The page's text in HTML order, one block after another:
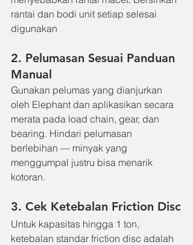
rantai dan bodi unit setiap selesai
digunakan
2. Pelumasan Sesuai Panduan
Manual
Gunakan pelumas yang dianjurkan
oleh Elephant dan aplikasikan secara
merata pada load chain, gear, dan
bearing. Hindari pelumasan
berlebihan — minyak yang
menggumpal justru bisa menarik
kotoran.
3. Cek Ketebalan Friction Disc
Untuk kapasitas hingga 1 ton,
ketebalan standar friction disc adalah